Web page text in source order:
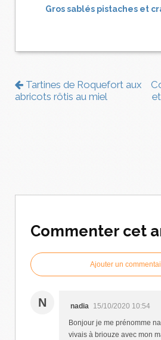
Gros sablés pistaches et
Tartines de Roquefort aux
abricots rôtis au miel
Commenter cet
Ajouter un
N nadia
15/10/2020 10:54
Bonjour je me prénomme
vivais à briouze avec mon